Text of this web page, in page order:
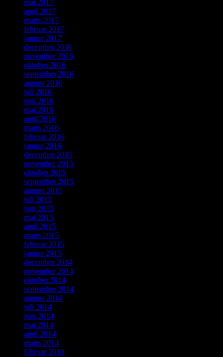
maj 2017
april 2017
marts 2017
februar 2017
januar 2017
december 2016
november 2016
oktober 2016
september 2016
august 2016
juli 2016
juni 2016
maj 2016
april 2016
marts 2016
februar 2016
januar 2016
december 2015
november 2015
oktober 2015
september 2015
august 2015
juli 2015
juni 2015
maj 2015
april 2015
marts 2015
februar 2015
januar 2015
december 2014
november 2014
oktober 2014
september 2014
august 2014
juli 2014
juni 2014
maj 2014
april 2014
marts 2014
februar 2014